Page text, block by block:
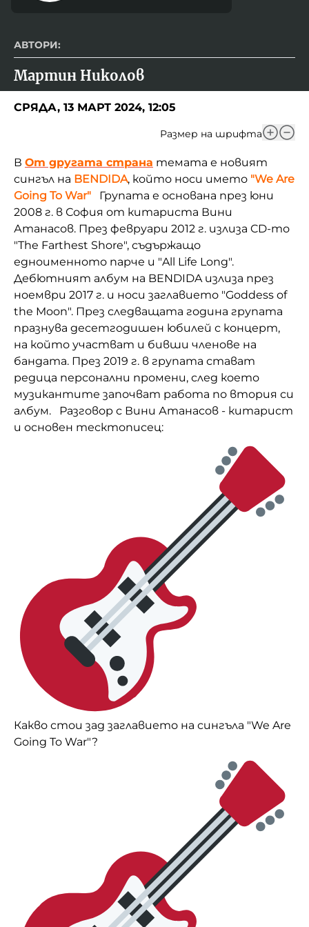
АВТОРИ:
Мартин Николов
СРЯДА, 13 МАРТ 2024, 12:05
Размер на шрифта
В От другата страна темата е новият
сингъл на BENDIDA, който носи името "We Are
Going To War" Групата е основана през юни
2008 г. в София от китариста Вини
Атанасов. През февруари 2012 г. излиза CD-то
"The Farthest Shore", съдържащо
едноименното парче и "All Life Long".
Дебютният албум на BENDIDA излиза през
ноември 2017 г. и носи заглавието "Goddess of
the Moon". През следващата година групата
празнува десетгодишен юбилей с концерт,
на който участват и бивши членове на
бандата. През 2019 г. в групата стават
редица персонални промени, след което
музикантите започват работа по втория си
албум. Разговор с Вини Атанасов - китарист
и основен тесктописец:
Какво стои зад заглавието на сингъла "We Are
Going To War"?